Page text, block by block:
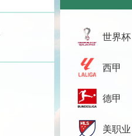
世界杯
西甲
德甲
美职业